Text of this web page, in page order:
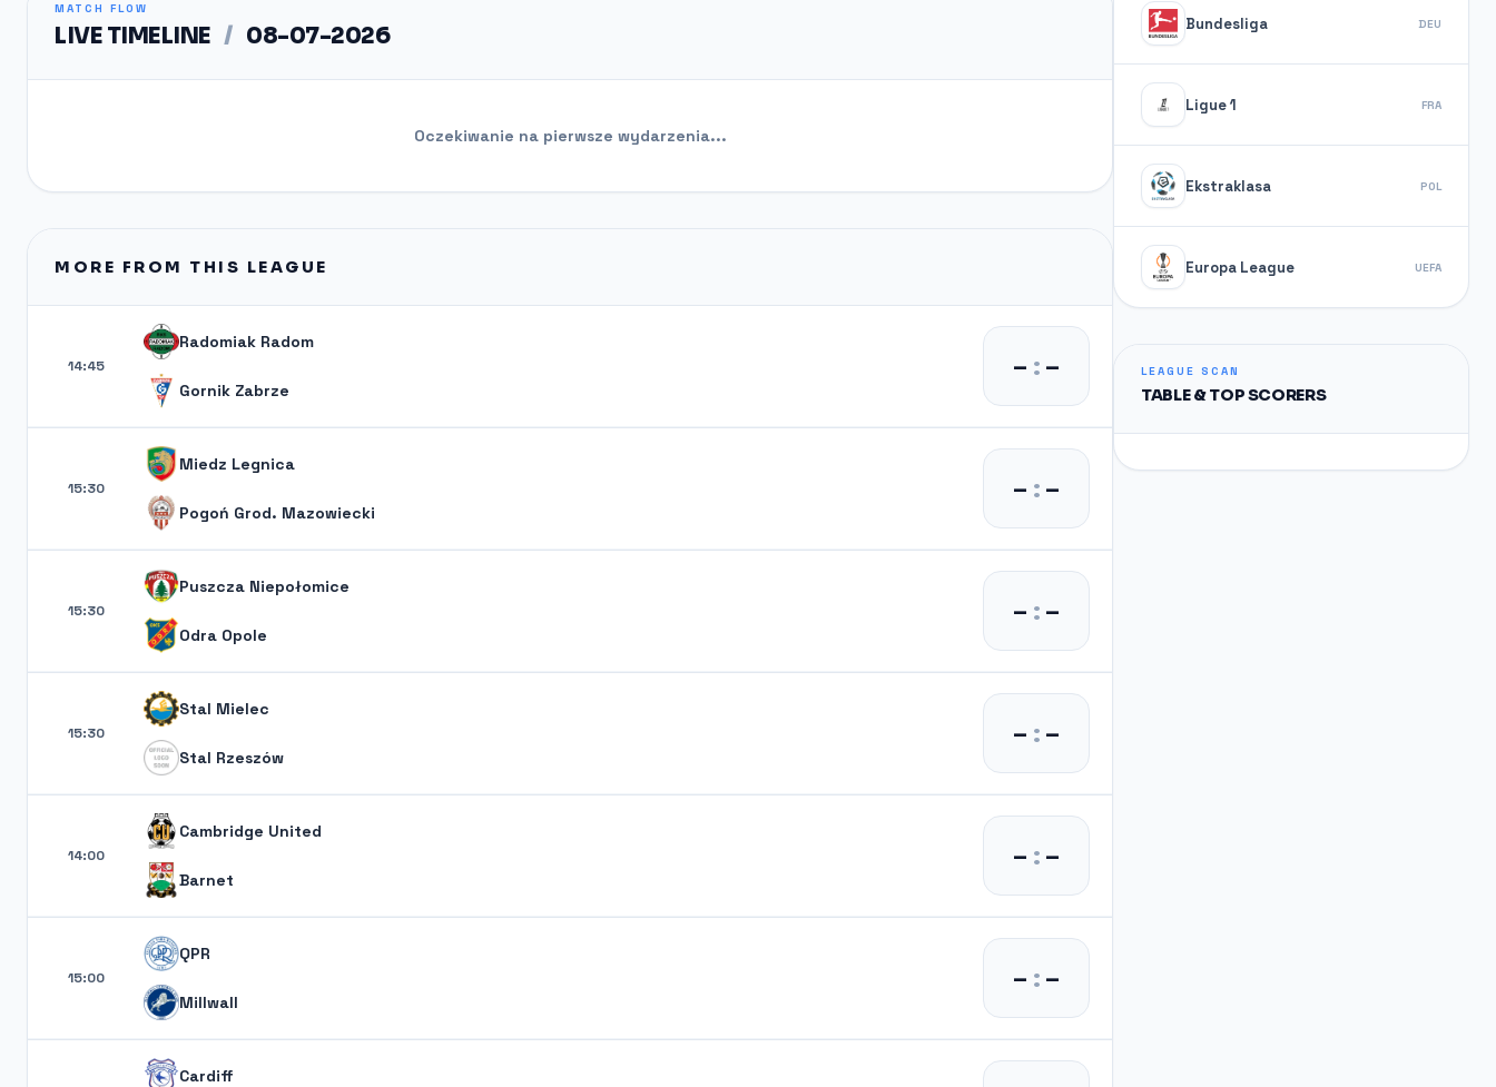
MATCH FLOW
LIVE TIMELINE / 08-07-2026
Oczekiwanie na pierwsze wydarzenia...
MORE FROM THIS LEAGUE
14:45
Radomiak Radom
Gornik Zabrze
– :–
15:30
Miedz Legnica
Pogoń Grod. Mazowiecki
– :–
15:30
Puszcza Niepołomice
Odra Opole
– :–
15:30
Stal Mielec
Stal Rzeszów
– :–
14:00
Cambridge United
Barnet
– :–
15:00
QPR
Millwall
– :–
Cardiff
Bundesliga DEU
Ligue 1 FRA
Ekstraklasa POL
Europa League UEFA
LEAGUE SCAN
TABLE & TOP SCORERS